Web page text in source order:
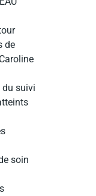
de
du suivi
soin